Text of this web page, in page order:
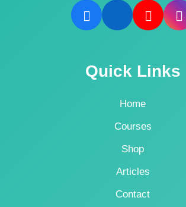
Quick Links
Home
Courses
Shop
Articles
Contact